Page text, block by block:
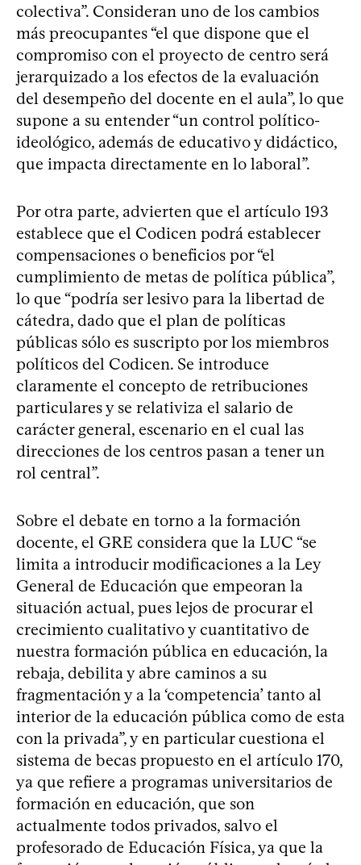
colectiva”. Consideran uno de los cambios
más preocupantes “el que dispone que el
compromiso con el proyecto de centro será
jerarquizado a los efectos de la evaluación
del desempeño del docente en el aula”, lo que
supone a su entender “un control político-
ideológico, además de educativo y didáctico,
que impacta directamente en lo laboral”.
Por otra parte, advierten que el artículo 193
establece que el Codicen podrá establecer
compensaciones o beneficios por “el
cumplimiento de metas de política pública”,
lo que “podría ser lesivo para la libertad de
cátedra, dado que el plan de políticas
públicas sólo es suscripto por los miembros
políticos del Codicen. Se introduce
claramente el concepto de retribuciones
particulares y se relativiza el salario de
carácter general, escenario en el cual las
direcciones de los centros pasan a tener un
rol central”.
Sobre el debate en torno a la formación
docente, el GRE considera que la LUC “se
limita a introducir modificaciones a la Ley
General de Educación que empeoran la
situación actual, pues lejos de procurar el
crecimiento cualitativo y cuantitativo de
nuestra formación pública en educación, la
rebaja, debilita y abre caminos a su
fragmentación y a la ‘competencia’ tanto al
interior de la educación pública como de esta
con la privada”, y en particular cuestiona el
sistema de becas propuesto en el artículo 170,
ya que refiere a programas universitarios de
formación en educación, que son
actualmente todos privados, salvo el
profesorado de Educación Física, ya que la